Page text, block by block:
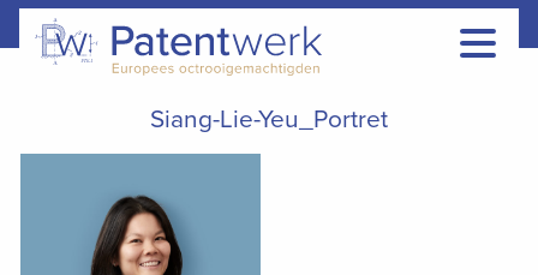
Siang-Lie-Yeu_Portret